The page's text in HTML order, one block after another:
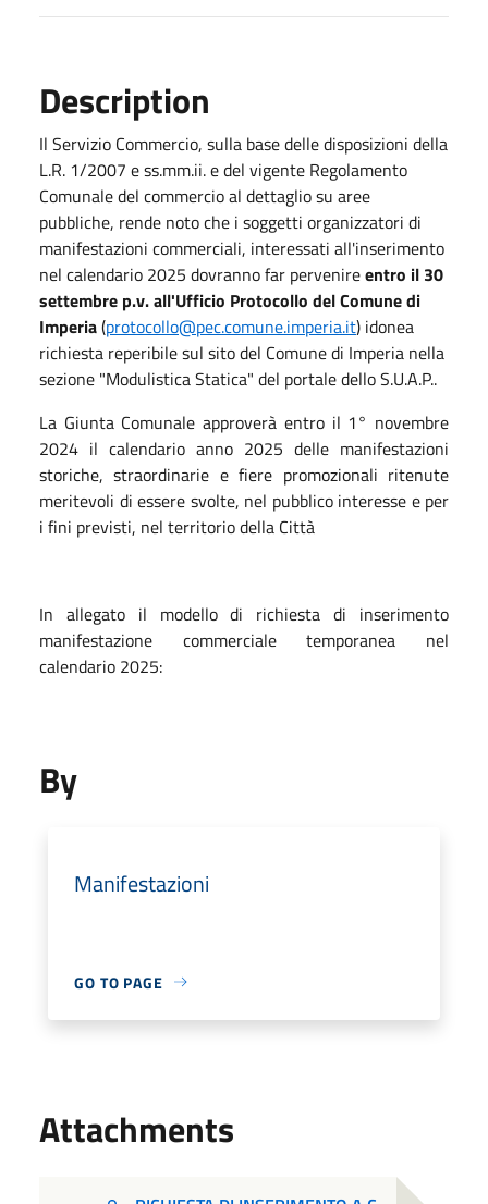
Description
Il Servizio Commercio, sulla base delle disposizioni della
L.R. 1/2007 e ss.mm.ii. e del vigente Regolamento
Comunale del commercio al dettaglio su aree
pubbliche, rende noto che i soggetti organizzatori di
manifestazioni commerciali, interessati all'inserimento
nel calendario 2025 dovranno far pervenireentro il 30
settembre p.v. all'Ufficio Protocollo del Comune di
Imperia(protocollo@pec.comune.imperia.it) idonea
richiesta reperibile sul sito del Comune di Imperia nella
sezione "Modulistica Statica" del portale dello S.U.A.P..
La Giunta Comunale approverà entro il 1° novembre
2024 il calendario anno 2025 delle manifestazioni
storiche, straordinarie e fiere promozionali ritenute
meritevoli di essere svolte, nel pubblico interesse e per
i fini previsti, nel territorio della Città
In allegato il modello di richiesta di inserimento
manifestazione commerciale temporanea nel
calendario 2025:
By
Manifestazioni
GO TO PAGE
Attachments